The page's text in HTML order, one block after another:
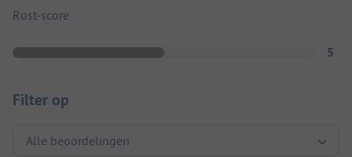
Rust-score
5
Filter op